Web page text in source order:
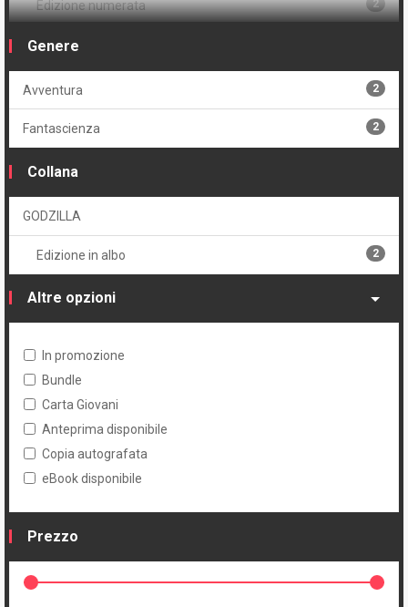
Edizione numerata 2
Serie
Genere
Avventura 2
Fantascienza 2
Collana
GODZILLA
Edizione in albo 2
Altre opzioni
In promozione
Bundle
Carta Giovani
Anteprima disponibile
Copia autografata
eBook disponibile
Prezzo